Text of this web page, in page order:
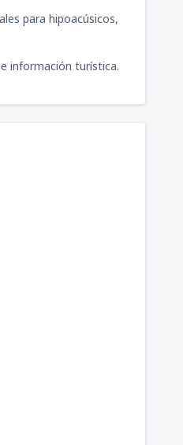
para hipoacúsicos,
información turística.